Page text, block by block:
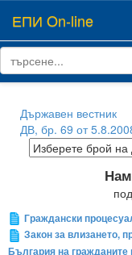
ЕПИ On-line
Държавен вестник
ДВ, бр. 69 от
Граждански
Закон за влизането,
България на гражданите